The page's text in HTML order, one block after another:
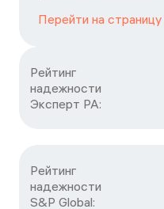
Перейти на страницу
Рейтинг
надежности
Эксперт РА:
Рейтинг
надежности
S&P Global: